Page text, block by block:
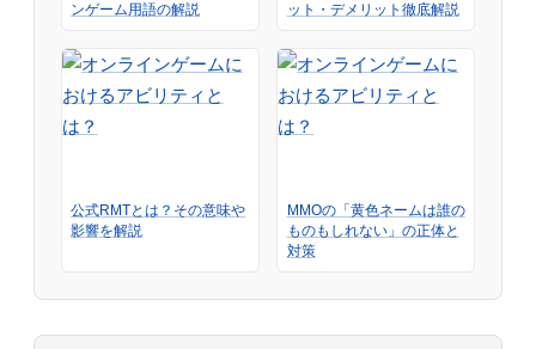
ンゲーム用語の解説
ット・デメリット徹底解説
公式RMTとは？その意味や
影響を解説
MMOの「黄色ネームは誰の
ものもしれない」の正体と
対策